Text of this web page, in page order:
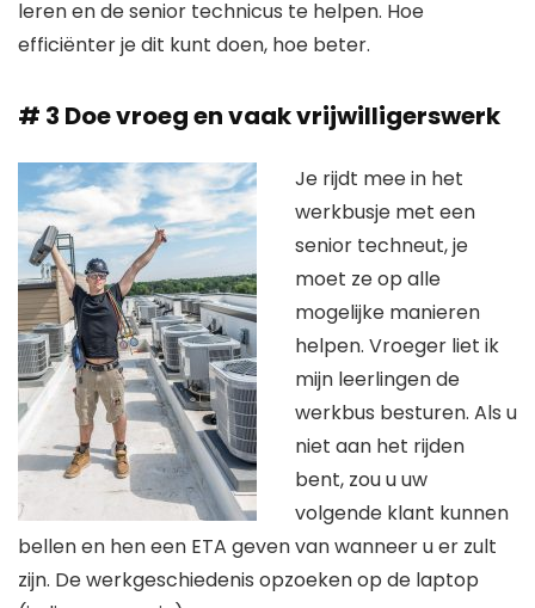
leren en de senior technicus te helpen. Hoe
efficiënter je dit kunt doen, hoe beter.
# 3 Doe vroeg en vaak vrijwilligerswerk
Je rijdt mee in het
werkbusje met een
senior techneut, je
moet ze op alle
mogelijke manieren
helpen. Vroeger liet ik
mijn leerlingen de
werkbus besturen. Als u
niet aan het rijden
bent, zou u uw
volgende klant kunnen
bellen en hen een ETA geven van wanneer u er zult
zijn. De werkgeschiedenis opzoeken op de laptop